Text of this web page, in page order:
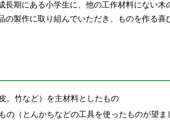
長期にある小学生に、他の工作材料にない
の製作に取り組んでいただき、ものを作る喜
。竹など）を主材料としたもの
の（とんかちなどの工具を使ったものが望ま